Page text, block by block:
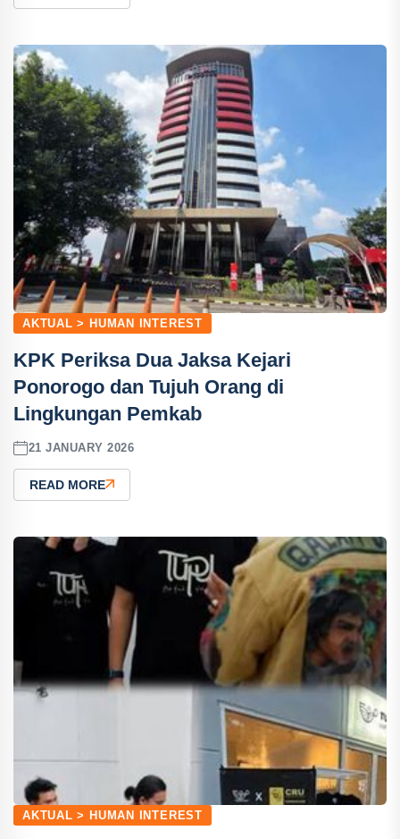
AKTUAL > HUMAN INTEREST
KPK Periksa Dua Jaksa Kejari
Ponorogo dan Tujuh Orang di
Lingkungan Pemkab
21 JANUARY 2026
READ MORE
AKTUAL > HUMAN INTEREST